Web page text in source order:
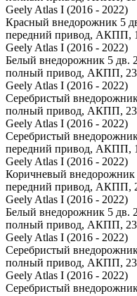
Geely Atlas I (2016 - 2022)
Красный внедорожник 5
передний привод, АКПП,
Geely Atlas I (2016 - 2022)
Белый внедорожник 5 дв.
полный привод, АКПП,
Geely Atlas I (2016 - 2022)
Серебристый
полный привод, АКПП,
Geely Atlas I (2016 - 2022)
Серебристый
передний привод, АКПП,
Geely Atlas I (2016 - 2022)
Коричневый внедорожник
передний привод, АКПП,
Geely Atlas I (2016 - 2022)
Белый внедорожник 5 дв.
полный привод, АКПП,
Geely Atlas I (2016 - 2022)
Серебристый
полный привод, АКПП,
Geely Atlas I (2016 - 2022)
Серебристый